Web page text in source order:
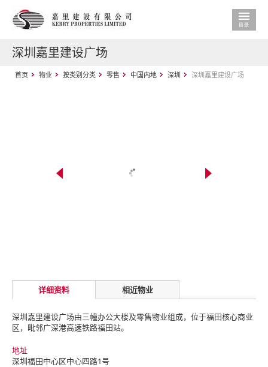
深圳嘉里建设广场
首页 物业 按类别分类 零售 中国内地 深圳 深圳嘉里建设广场
详细资料 相近物业
深圳嘉里建设广场由三幢办公大楼及零售物业组成，位于福田核心商业
区，毗邻广深港高速铁路福田站。
地址
深圳福田中心区中心四路1号